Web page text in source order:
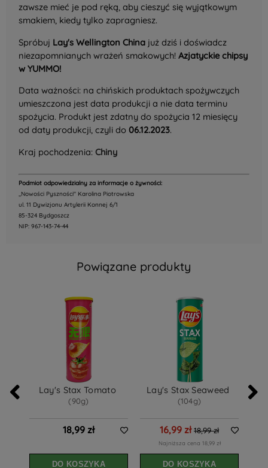
zawsze mieć je pod ręką, aby cieszyć się wyjątkowym
smakiem, kiedy tylko zapragniesz.
Spróbuj Lay's Wellington China już dziś i doświadcz
niezapomnianych wrażeń smakowych!Azjatyckie chipsy
w YUMMO!
Data ważności: na chińskich produktach spożywczych
umieszczona jest data produkcji a nie data terminu
spożycia. Produkt jest zdatny do spożycia 12 miesięcy
od daty produkcji, czyli do06.12.2023.
Kraj pochodzenia:Chiny
Podmiot odpowiedzialny za informacje o żywności:
,,Nowości Pyszności" Karolina Piotrowska
ul. 11 Dywizjonu Artylerii Konnej 6/1
85-324 Bydgoszcz
NIP: 967-143-74-44
Powiązane produkty
Lay's Stax Tomato
(90g)
18,99 zł
DO KOSZYKA
Lay's Stax Seaweed
(104g)
16,99 zł 18,99 zł
Najniższa cena 18,99 zł
DO KOSZYKA